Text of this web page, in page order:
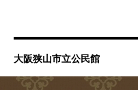
大阪狭山市立公民館